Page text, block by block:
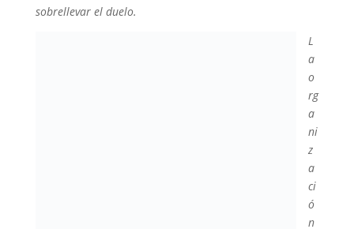
sobrellevar el duelo.
L
a
o
rg
a
ni
z
a
ci
ó
n